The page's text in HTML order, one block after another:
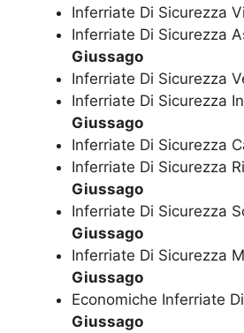
Inferriate Di Sicurezza
Inferriate Di Sicurezza
Giussago
Inferriate Di Sicurezza
Inferriate Di Sicurezza
Giussago
Inferriate Di Sicurezza
Inferriate Di Sicurezza
Giussago
Inferriate Di Sicurezza
Giussago
Inferriate Di Sicurezza
Giussago
Economiche Inferriate
Giussago